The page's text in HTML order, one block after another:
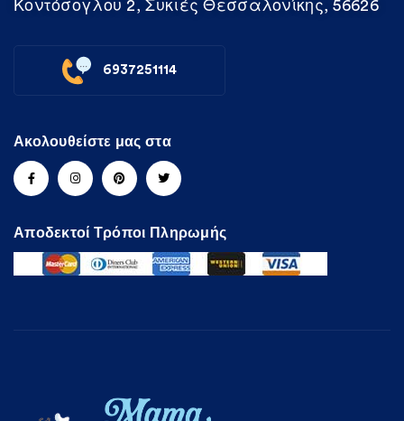
Κοντόσογλου 2, Συκιές Θεσσαλονίκης, 56626
6937251114
Ακολουθείστε μας στα
Αποδεκτοί Τρόποι Πληρωμής